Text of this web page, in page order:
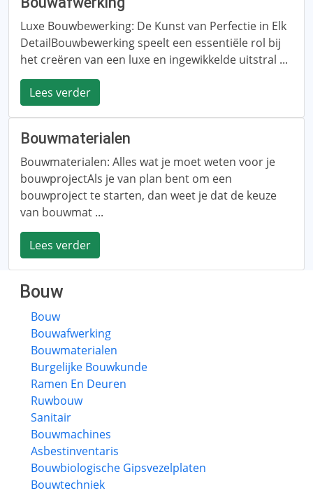
Luxe Bouwbewerking: De Kunst van Perfectie in Elk
DetailBouwbewerking speelt een essentiële rol bij
het creëren van een luxe en ingewikkelde uitstral ...
Lees verder
Bouwmaterialen
Bouwmaterialen: Alles wat je moet weten voor je
bouwprojectAls je van plan bent om een ​​
bouwproject te starten, dan weet je dat de keuze
van bouwmat ...
Lees verder
Bouw
Bouw
Bouwafwerking
Bouwmaterialen
Burgelijke Bouwkunde
Ramen En Deuren
Ruwbouw
Sanitair
Bouwmachines
Asbestinventaris
Bouwbiologische Gipsvezelplaten
Bouwtechniek